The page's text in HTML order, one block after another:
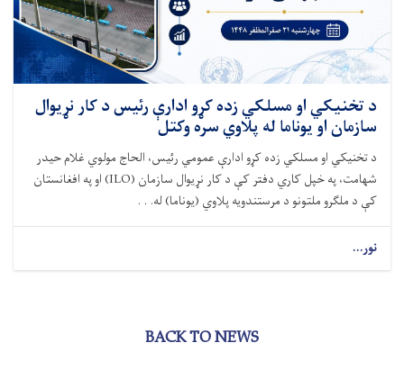
د تخنیکي او مسلکي زده کړو ادارې رئیس د کار نړیوال
سازمان او یوناما له پلاوي سره وکتل
د تخنیکي او مسلکي زده کړو ادارې عمومي رئیس، الحاج مولوي غلام حیدر
شهامت، په خپل کاري دفتر کې د کار نړیوال سازمان (ILO) او په افغانستان
کې د ملګرو ملتونو د مرستندویه پلاوي (یوناما) له. . .
نور...
BACK TO NEWS